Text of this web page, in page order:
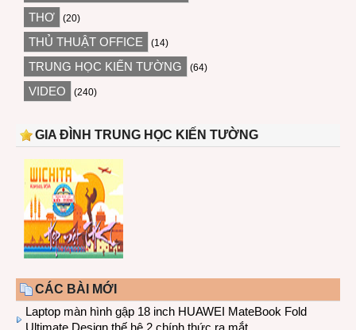
THƠ (20)
THỦ THUẬT OFFICE (14)
TRUNG HỌC KIẾN TƯỜNG (64)
VIDEO (240)
GIA ĐÌNH TRUNG HỌC KIẾN TƯỜNG
CÁC BÀI MỚI
Laptop màn hình gập 18 inch HUAWEI MateBook Fold
Ultimate Design thế hệ 2 chính thức ra mắt